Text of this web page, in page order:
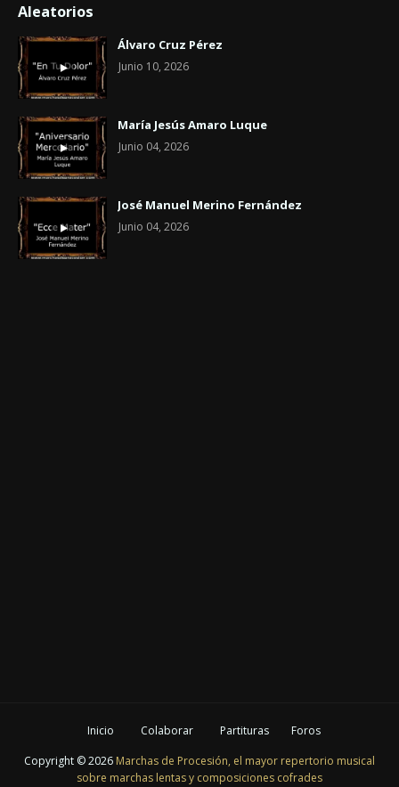
Aleatorios
Álvaro Cruz Pérez
Junio 10, 2026
María Jesús Amaro Luque
Junio 04, 2026
José Manuel Merino Fernández
Junio 04, 2026
Inicio Colaborar Partituras
Foros
Copyright ©2026 Marchas de Procesión, el mayor repertorio musical
sobre marchas lentas y composiciones cofrades